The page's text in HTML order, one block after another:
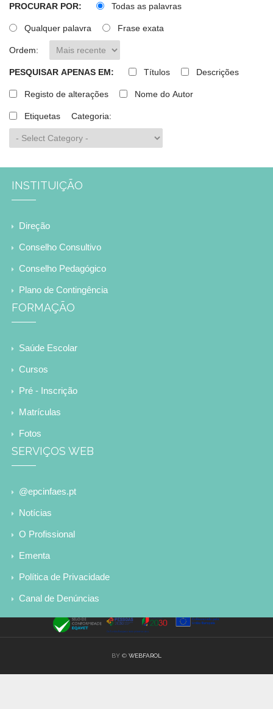
PROCURAR POR: Todas as palavras
Qualquer palavra Frase exata
Ordem:
PESQUISAR APENAS EM: Títulos Descrições
Registo de alterações Nome do Autor
Etiquetas Categoria:
INSTITUIÇÃO
Direção
Conselho Consultivo
Conselho Pedagógico
Plano de Contingência
FORMAÇÃO
Saúde Escolar
Cursos
Pré - Inscrição
Matrículas
Fotos
SERVIÇOS WEB
@epcinfaes.pt
Notícias
O Profissional
Ementa
Política de Privacidade
Canal de Denúncias
BY © WEBFAROL